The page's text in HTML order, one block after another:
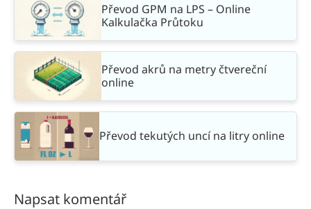
Převod GPM na LPS – Online
Kalkulačka Průtoku
Převod akrů na metry čtvereční
online
Převod tekutých uncí na litry online
Napsat komentář